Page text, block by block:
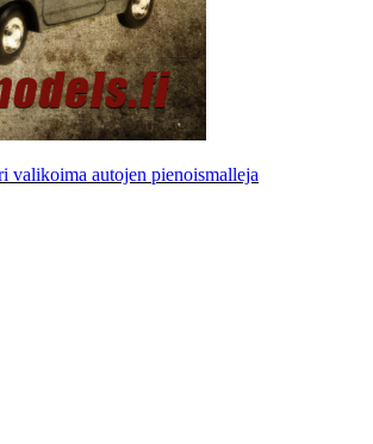
valikoima autojen pienoismalleja